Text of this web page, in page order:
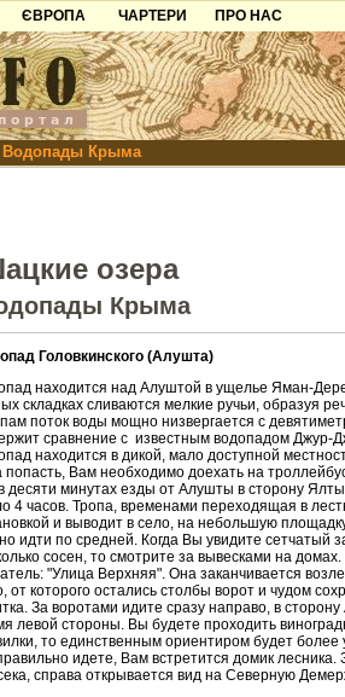
ЄВРОПА
Чорногорія
Хорватія
Болгарія
Албанія
ЧАРТЕРИ
ПРО НАС
Контакти
Партнерам
Додати готель
Водопады Крыма
озера
Крыма
Головкинского (Алушта)
находится над Алуштой в ущелье Яман-
складках сливаются мелкие ручьи, образуя
поток воды мощно низвергается с
сравнение с известным водопадом Джур-
находится в дикой, мало доступной
попасть, Вам необходимо доехать на
десяти минутах езды от Алушты в сторону
4 часов. Тропа, временами переходящая в
и выводит в село, на небольшую
идти по средней. Когда Вы увидите сетчатый
сосен, то смотрите за вывесками на
"Улица Верхняя". Она заканчивается
от которого остались столбы ворот и чудом
За воротами идите сразу направо, в
левой стороны. Вы будете проходить
то единственным ориентиром будет более
идете, Вам встретится домик лесника.
справа открывается вид на Северную